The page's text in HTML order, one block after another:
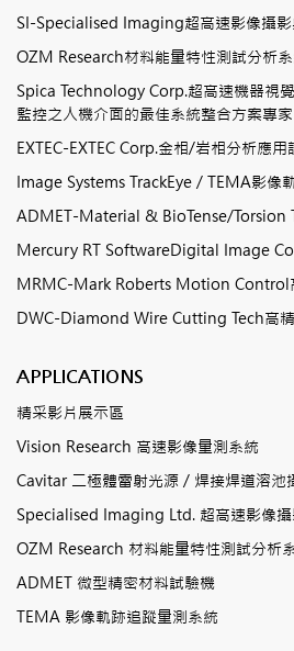
SI-Specialised Imaging超高速影像攝
OZM Research材料能量特性測試分析
Spica Technology Corp.超高速機器視
監控之人機介面的最佳系統整合方案專家
EXTEC-EXTEC Corp.金相/岩相分析應用
Image Systems TrackEye / TEMA影像
ADMET-Material & BioTense/Torsion
Mercury RT SoftwareDigital Image
MRMC-Mark Roberts Motion Control
DWC-Diamond Wire Cutting Tech高
APPLICATIONS
精采影片展示區
Vision Research 高速影像量測系統
Cavitar 二極體雷射光源 / 焊接焊道溶池
Specialised Imaging Ltd. 超高速影像
OZM Research 材料能量特性測試分析
ADMET 微型精密材料試驗機
TEMA 影像軌跡追蹤量測系統